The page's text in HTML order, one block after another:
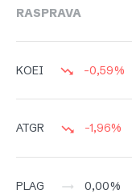
RASPRAVA
KOEI -0,59%
ATGR -1,96%
PLAG 0,00%